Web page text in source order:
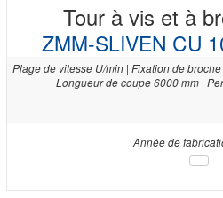
Tour à vis et à
ZMM-SLIVEN CU
Plage de vitesse U/min | Fixation de
Longueur de coupe 6000 mm |
Année de